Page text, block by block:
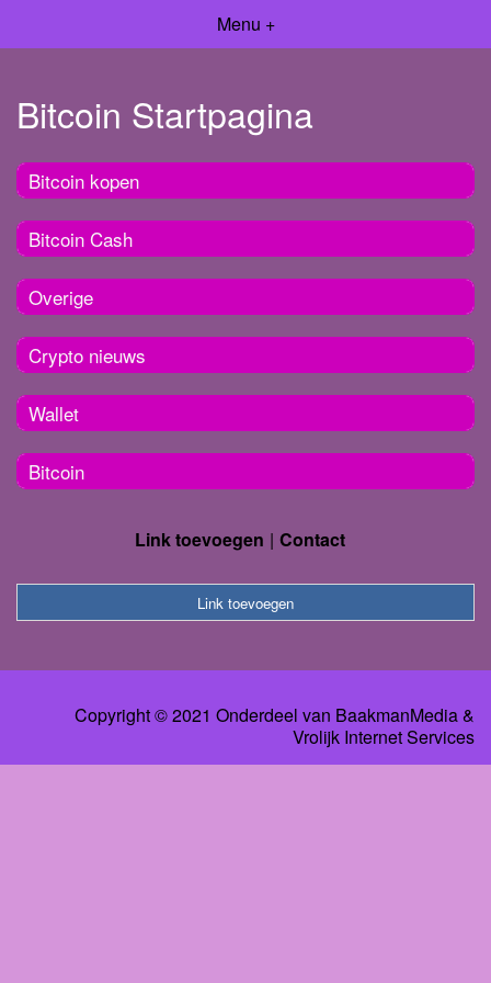
Menu +
Bitcoin Startpagina
Bitcoin kopen
Bitcoin Cash
Overige
Crypto nieuws
Wallet
Bitcoin
Link toevoegen Contact
Link toevoegen
Copyright © 2021 Onderdeel van BaakmanMedia&
Vrolijk Internet Services